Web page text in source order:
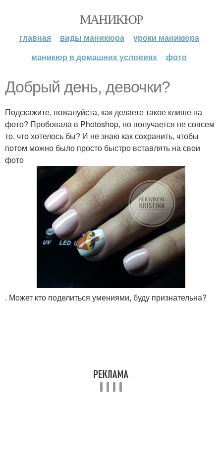
МАНИКЮР
главная виды маникюра
уроки маникюра
маникюр в домашних условиях
фото
Добрый день, девочки?
Подскажите, пожалуйста, как делаете такое клише на
фото? Пробовала в Photoshop, но получается не совсем
то, что хотелось бы? И не знаю как сохранить, чтобы
потом можно было просто быстро вставлять на свои
фото
. Может кто поделиться умениями, буду признательна?